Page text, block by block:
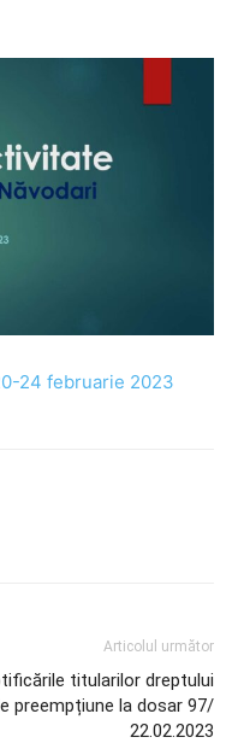
24 februarie 2023
Articolul următor
titularilor dreptului
preempțiune la dosar 97/
22.02.2023